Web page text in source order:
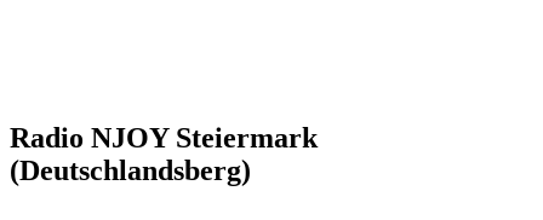
Radio NJOY Steiermark
(Deutschlandsberg)